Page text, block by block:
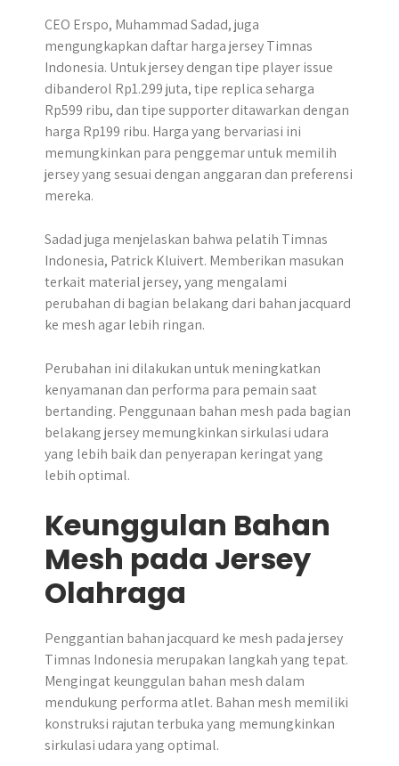
CEO Erspo, Muhammad Sadad, juga
mengungkapkan daftar harga jersey Timnas
Indonesia. Untuk jersey dengan tipe player issue
dibanderol Rp1.299 juta, tipe replica seharga
Rp599 ribu, dan tipe supporter ditawarkan dengan
harga Rp199 ribu. Harga yang bervariasi ini
memungkinkan para penggemar untuk memilih
jersey yang sesuai dengan anggaran dan preferensi
mereka.
Sadad juga menjelaskan bahwa pelatih Timnas
Indonesia, Patrick Kluivert. Memberikan masukan
terkait material jersey, yang mengalami
perubahan di bagian belakang dari bahan jacquard
ke mesh agar lebih ringan.
Perubahan ini dilakukan untuk meningkatkan
kenyamanan dan performa para pemain saat
bertanding. Penggunaan bahan mesh pada bagian
belakang jersey memungkinkan sirkulasi udara
yang lebih baik dan penyerapan keringat yang
lebih optimal.
Keunggulan Bahan
Mesh pada Jersey
Olahraga
Penggantian bahan jacquard ke mesh pada jersey
Timnas Indonesia merupakan langkah yang tepat.
Mengingat keunggulan bahan mesh dalam
mendukung performa atlet. Bahan mesh memiliki
konstruksi rajutan terbuka yang memungkinkan
sirkulasi udara yang optimal.